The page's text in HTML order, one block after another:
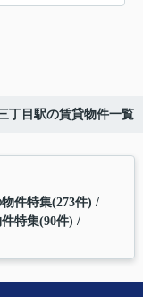
丁目駅の賃貸物件一覧
件特集(273件)
特集(90件)